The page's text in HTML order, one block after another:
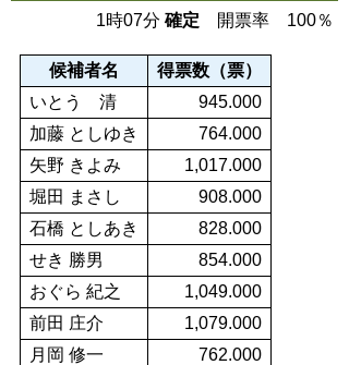
1時07分 確定 開票率 100％
候補者名
得票数（票）
いとう 清
945.000
加藤 としゆき
764.000
矢野 きよみ
1,017.000
堀田 まさし
908.000
石橋 としあき
828.000
せき 勝男
854.000
おぐら 紀之
1,049.000
前田 庄介
1,079.000
月岡 修一
762.000